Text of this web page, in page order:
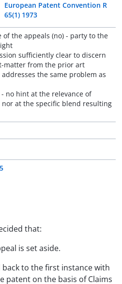
European Patent Convention R
65(1) 1973
the appeals (no) - party to the
sufficiently clear to discern
matter from the prior art
the same problem as
- no hint at the relevance of
at the specific blend resulting
that:
is set aside.
to the first instance with
patent on the basis of Claims